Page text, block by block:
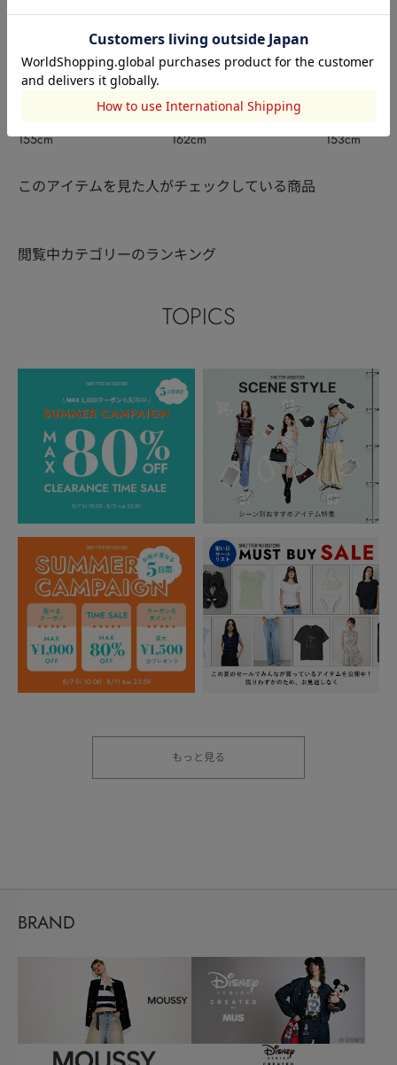
155cm
本社STAFF
162cm
153cm
このアイテムを見た人がチェックしている商品
閲覧中カテゴリーのランキング
TOPICS
もっと見る
BRAND